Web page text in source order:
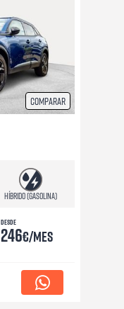
Comparar
Híbrido (Gasolina)
Desde
246€/mes